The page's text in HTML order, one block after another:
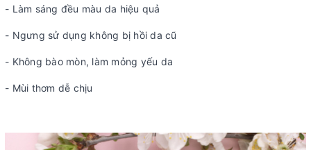
- Làm sáng đều màu da hiệu quả
- Ngưng sử dụng không bị hồi da cũ
- Không bào mòn, làm mỏng yếu da
- Mùi thơm dễ chịu